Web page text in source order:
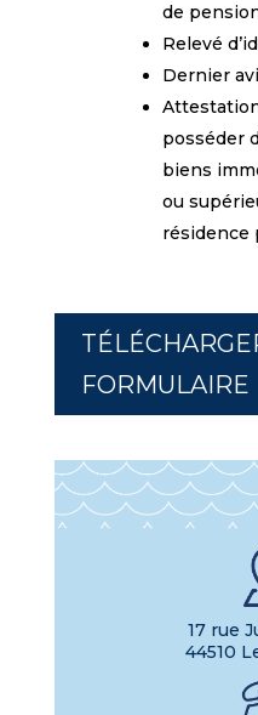
de
Relevé
Dernier
posséder
biens
ou
résidence
FORMULAIRE
17 rue
44510